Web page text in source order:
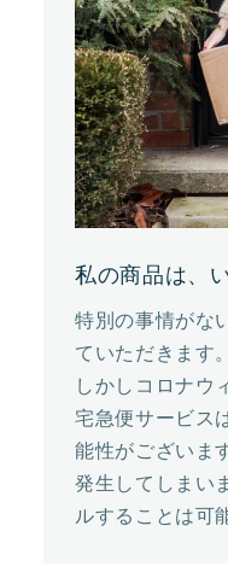
私の商品は、
特別の事情がな
ていただきます。
しかしコロナウ
宅急便サービス
能性がございま
発生してしまい
ルすることは可